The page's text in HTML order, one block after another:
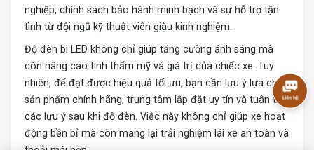
nghiệp, chính sách bảo hành minh bạch và sự hỗ trợ tận
tình từ đội ngũ kỹ thuật viên giàu kinh nghiệm.
Độ đèn bi LED không chỉ giúp tăng cường ánh sáng mà
còn nâng cao tính thẩm mỹ và giá trị của chiếc xe. Tuy
nhiên, để đạt được hiệu quả tối ưu, bạn cần lưu ý lựa chọn
sản phẩm chính hãng, trung tâm lắp đặt uy tín và tuân thủ
các lưu ý sau khi độ đèn. Việc này không chỉ giúp xe hoạt
động bền bỉ mà còn mang lại trải nghiệm lái xe an toàn và